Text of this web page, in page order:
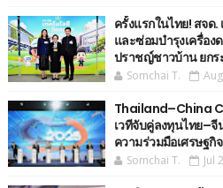
ครั้งแรกในไทย! สจด.
และซ่อมบำรุงเครื่อ
ปราชญ์ชาวบ้าน ยก
Somchai T.
Thailand–China
เวทีจับคู่ลงทุนไทย–
ความร่วมมือเศรษฐ
Somchai T. Jul